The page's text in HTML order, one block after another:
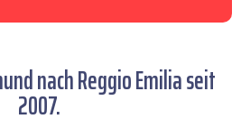
nach Reggio Emilia seit
2007.